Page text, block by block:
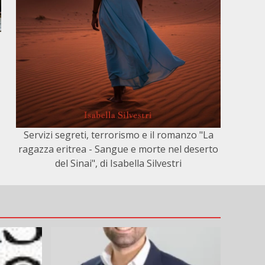
Servizi segreti, terrorismo e il romanzo "La
ragazza eritrea - Sangue e morte nel deserto
del Sinai", di Isabella Silvestri